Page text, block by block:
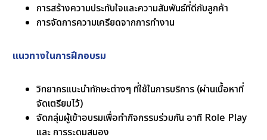
การสร้างความประทับใจและความสัมพันธ์ที่ดีกับลูกค้า
การจัดการความเครียดจากการทำงาน
แนวทางในการฝึกอบรม
วิทยากรแนะนำทักษะต่างๆ ที่ใช้ในการบริการ (ผ่านเนื้อหาที่
จัดเตรียมไว้)
จัดกลุ่มผู้เข้าอบรมเพื่อทำกิจกรรมร่วมกัน อาทิ Role Play
และ การระดมสมอง